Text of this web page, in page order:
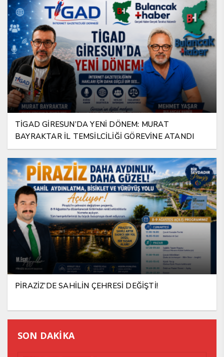
TİGAD GİRESUN’DA YENİ DÖNEM: MURAT
BAYRAKTAR İL TEMSİLCİLİĞİ GÖREVİNE ATANDI
PİRAZİZ’DE SAHİLİN ÇEHRESİ DEĞİŞTİ!
SON DAKİKA